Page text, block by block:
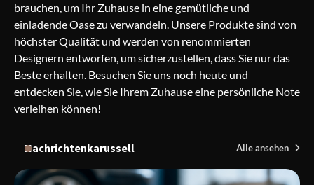
brauchen, um Ihr Zuhause in eine gemütliche und
einladende Oase zu verwandeln. Unsere Produkte sind von
höchster Qualität und werden von renommierten
Designern entworfen, um sicherzustellen, dass Sie nur das
Beste erhalten. Besuchen Sie uns noch heute und
entdecken Sie, wie Sie Ihrem Zuhause eine persönliche Note
verleihen können!
Nachrichtenkarussell Alle ansehen